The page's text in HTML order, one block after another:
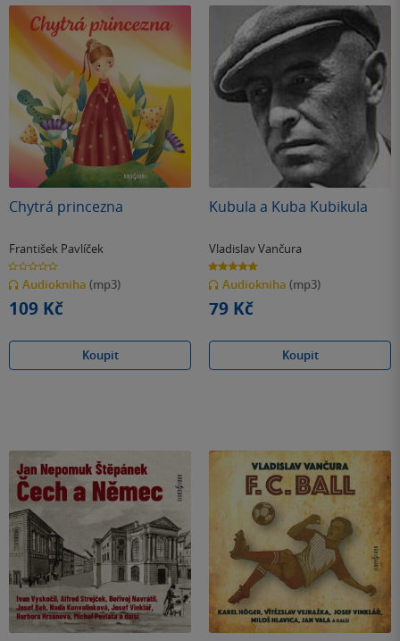
Chytrá princezna
František Pavlíček
0.0
z
5
hvězdiček
Audiokniha (mp3)
109 Kč
Koupit
Kubula a Kuba Kubikula
Vladislav Vančura
4.8
z
5
hvězdiček
Audiokniha (mp3)
79 Kč
Koupit